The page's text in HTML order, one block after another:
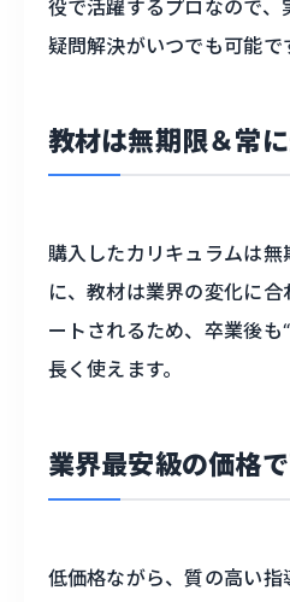
役で活躍するプロなので、
疑問解決がいつでも可能で
教材は無期限＆常に
購入したカリキュラムは無
に、教材は業界の変化に
ートされるため、卒業後も
長く使えます。
業界最安級の価格
低価格ながら、質の高い